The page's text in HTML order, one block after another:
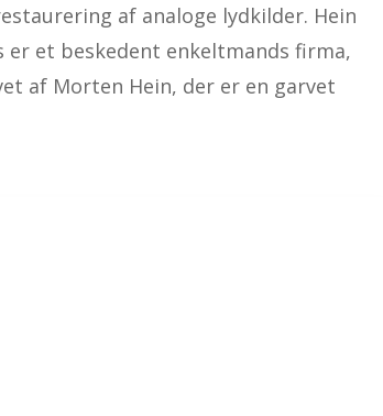
af analoge lydkilder. Hein
er et beskedent enkeltmands firma,
af Morten Hein, der er en garvet